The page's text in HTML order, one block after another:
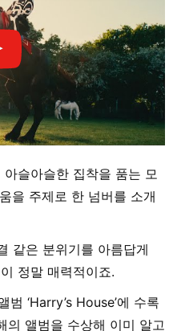
슬아슬한 집착을 품는 모
을 주제로 한 넘버를 소개
같은 분위기를 아름답게
정말 매력적이죠.
‘Harry’s House’에 수록
의 앨범을 수상해 이미 알고